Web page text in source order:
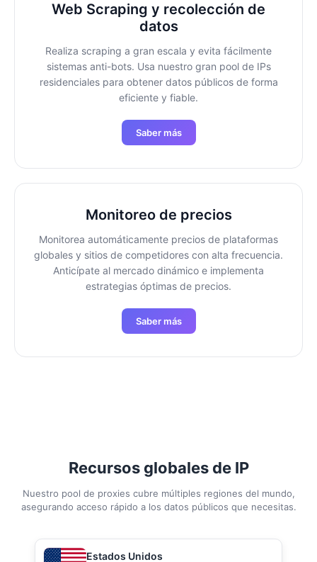
Web Scraping y recolección de
datos
Realiza scraping a gran escala y evita fácilmente
sistemas anti-bots. Usa nuestro gran pool de IPs
residenciales para obtener datos públicos de forma
eficiente y fiable.
Saber más
Monitoreo de precios
Monitorea automáticamente precios de plataformas
globales y sitios de competidores con alta frecuencia.
Anticípate al mercado dinámico e implementa
estrategias óptimas de precios.
Saber más
Recursos globales de IP
Nuestro pool de proxies cubre múltiples regiones del mundo,
asegurando acceso rápido a los datos públicos que necesitas.
Estados Unidos